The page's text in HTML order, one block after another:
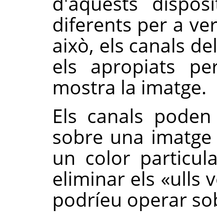
diferents per a
això, els canals
els apropiats
mostra la imatge.
Els canals
sobre una
un color
eliminar els «ulls
podríeu operar